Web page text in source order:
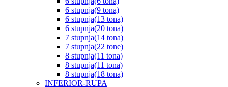
6 stupnja(9 tona)
6 stupnja(13 tona)
6 stupnja(20 tona)
7 stupnja(14 tona)
7 stupnja(22 tone)
8 stupnja(11 tona)
8 stupnja(11 tona)
8 stupnja(18 tona)
INFERIOR-RUPA